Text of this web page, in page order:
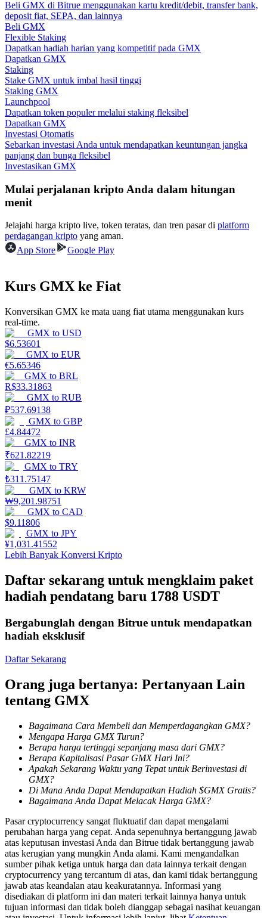
Strategi perdagangan
Pelajari cara untuk tetap menghasilkan keuntungan
Menghasilkan
Dapatkan imbalan kompetitif setiap hari
Mempertaruhkan
Pengembalian tinggi & akses instan
Launchpool
Penguncian BTR
Investasi eksklusif untuk pemegang BTR
Pinjaman
Layanan pinjaman yang didukung Crypto
Beli GMX di Bitrue menggunakan kartu kredit/debit, transfer bank,
deposit fiat, SEPA, dan lainnya
Beli GMX
Flexible Staking
Dapatkan hadiah harian yang kompetitif pada GMX
Dapatkan GMX
Staking
Stake GMX untuk imbal hasil tinggi
Staking GMX
Launchpool
Dapatkan token populer melalui staking fleksibel
Dapatkan GMX
Investasi Otomatis
Sebarkan investasi Anda untuk mendapatkan keuntungan jangka
panjang dan bunga fleksibel
Investasikan GMX
Mulai perjalanan kripto Anda dalam hitungan
menit
Jelajahi harga kripto live, token teratas, dan tren pasar di platform
perdagangan kripto yang aman.
App Store
Google Play
Kurs GMX ke Fiat
Konversikan GMX ke mata uang fiat utama menggunakan kurs
real-time.
GMX to USD
$6.53601
GMX to EUR
€5.65346
GMX to BRL
R$33.31863
GMX to RUB
₽537.69138
GMX to GBP
£4.84472
GMX to INR
₹621.82219
GMX to TRY
₺311.75147
GMX to KRW
₩9,201.98751
GMX to CAD
$9.11806
GMX to JPY
¥1,031.41552
Lebih Banyak Konversi Kripto
Daftar sekarang untuk mengklaim paket
hadiah pendatang baru 1788 USDT
Bergabunglah dengan Bitrue untuk mendapatkan
hadiah eksklusif
Daftar Sekarang
Orang juga bertanya: Pertanyaan Lain
tentang GMX
Bagaimana Cara Membeli dan Memperdagangkan GMX?
Mengapa Harga GMX Turun?
Berapa harga tertinggi sepanjang masa dari GMX?
Berapa Kapitalisasi Pasar GMX Hari Ini?
Apakah Sekarang Waktu yang Tepat untuk Berinvestasi di
GMX?
Di Mana Anda Dapat Mendapatkan Hadiah $GMX Gratis?
Bagaimana Anda Dapat Melacak Harga GMX?
Pasar cryptocurrency sangat fluktuatif dan dapat mengalami
perubahan harga yang cepat. Anda sepenuhnya bertanggung jawab
atas keputusan investasi Anda dan Bitrue tidak bertanggung jawab
atas kerugian yang mungkin Anda alami. Kami mengandalkan
sumber pihak ketiga untuk harga dan data lainnya terkait dengan
cryptocurrency yang tercantum di atas, dan kami tidak bertanggung
jawab atas keandalan atau keakuratannya. Informasi yang
disediakan di platform ini dan materi terkait lainnya hanya untuk
tujuan informasi dan tidak boleh dianggap sebagai nasihat keuangan